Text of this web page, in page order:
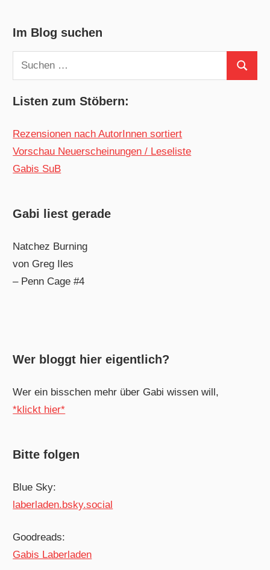
Im Blog suchen
Suchen
nach:
Suchen
Listen zum Stöbern:
Rezensionen nach AutorInnen sortiert
Vorschau Neuerscheinungen / Leseliste
Gabis SuB
Gabi liest gerade
Natchez Burning
von Greg Iles
– Penn Cage #4
Wer bloggt hier eigentlich?
Wer ein bisschen mehr über Gabi wissen will,
*klickt hier*
Bitte folgen
Blue Sky:
laberladen.bsky.social
Goodreads:
Gabis Laberladen